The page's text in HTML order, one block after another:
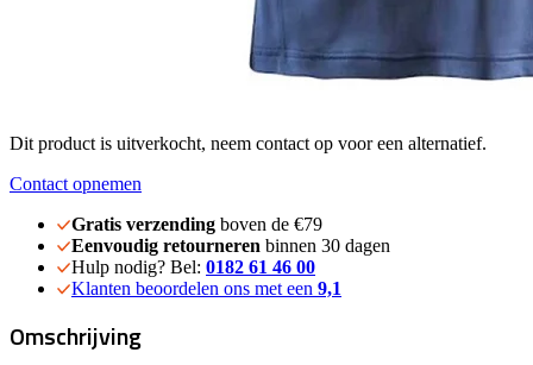
Dit product is uitverkocht, neem contact op voor een alternatief.
Contact opnemen
Gratis verzending boven de €79
Eenvoudig retourneren binnen 30 dagen
Hulp nodig? Bel: 0182 61 46 00
Klanten beoordelen ons met een 9,1
Omschrijving